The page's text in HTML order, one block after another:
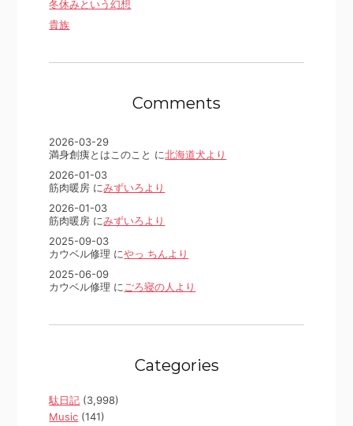
冬休みという幻想
貴族
Comments
2026-03-29
満身創痍とはこのこと に北海道犬より
2026-01-03
筋肉暖房 にみずいろより
2026-01-03
筋肉暖房 にみずいろより
2025-09-03
カウベル修理 にやっ ちんより
2025-06-09
カウベル修理 に ごろ寝の人より
Categories
駄日記 (3,998)
Music (141)